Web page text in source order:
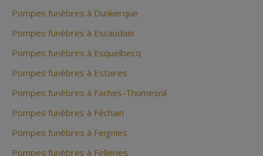
Pompes funèbres à Dunkerque
Pompes funèbres à Escaudain
Pompes funèbres à Esquelbecq
Pompes funèbres à Estaires
Pompes funèbres à Faches-Thumesnil
Pompes funèbres à Féchain
Pompes funèbres à Feignies
Pompes funèbres à Felleries